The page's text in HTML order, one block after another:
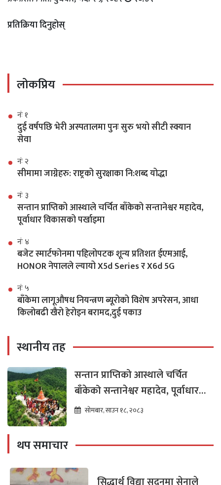
प्रतिक्रिया दिनुहोस्
लोकप्रिय
नंः १
दुई वर्षपछि भेरी अस्पतालमा पुनः सुरु भयो सीटी स्क्यान
सेवा
नंः २
सीमामा जाग्नेहरु: राष्ट्रको सुरक्षाका नि:शब्द योद्धा
नंः ३
सन्तान प्राप्तिको आस्थाले चर्चित बाँकेको सन्तानेश्वर महादेव,
पूर्वाधार विकासको पर्खाइमा
नंः ४
बजेट स्मार्टफोनमा पहिलोपटक शून्य प्रतिशत ईएमआई,
HONOR नेपालले ल्यायो X5d Series र X6d 5G
नंः ५
बाँकेमा लागूऔषध नियन्त्रण ब्यूरोको विशेष अपरेसन, आधा
किलोबढी खैरो हेरोइन बरामद,दुई पकाउ
स्थानीय तह
सन्तान प्राप्तिको आस्थाले चर्चित
बाँकेको सन्तानेश्वर महादेव, पूर्वाधार
विकासको पर्खाइमा
सोमबार, साउन १८, २०८३
थप समाचार